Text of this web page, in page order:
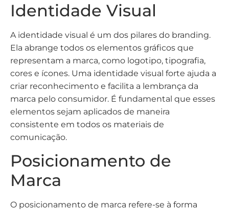
Identidade Visual
A identidade visual é um dos pilares do branding.
Ela abrange todos os elementos gráficos que
representam a marca, como logotipo, tipografia,
cores e ícones. Uma identidade visual forte ajuda a
criar reconhecimento e facilita a lembrança da
marca pelo consumidor. É fundamental que esses
elementos sejam aplicados de maneira
consistente em todos os materiais de
comunicação.
Posicionamento de
Marca
O posicionamento de marca refere-se à forma